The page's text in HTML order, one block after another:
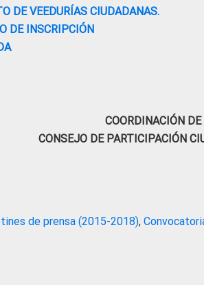
DE VEEDURÍAS CIUDADANAS.
DE INSCRIPCIÓN
COORDINACIÓN
CONSEJO DE PARTICIPACIÓN
de prensa (2015-2018),